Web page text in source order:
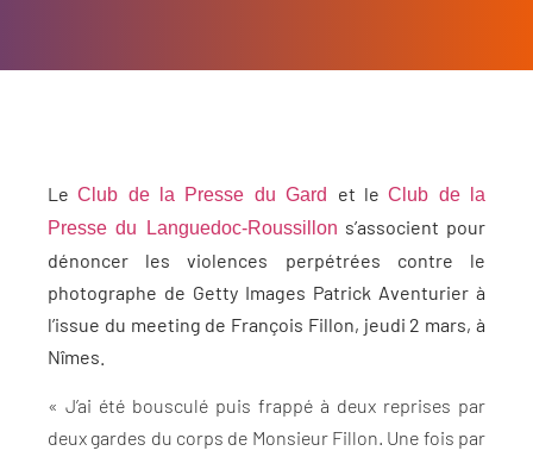
LeClub de la Presse du Gard et leClub de la
Presse du Languedoc-Roussillon s’associent pour
dénoncer les violences perpétrées contre le
photographe de Getty Images Patrick Aventurier à
l’issue du meeting de François Fillon, jeudi 2 mars, à
Nîmes.
« J’ai été bousculé puis frappé à deux reprises par
deux gardes du corps de Monsieur Fillon. Une fois par